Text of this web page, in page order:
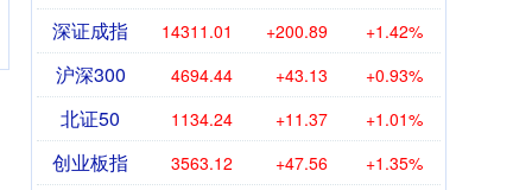
深证成指 14311.01 +200.89 +1.42%
沪深300 4694.44 +43.13 +0.93%
北证50 1134.24 +11.37 +1.01%
创业板指 3563.12 +47.56 +1.35%